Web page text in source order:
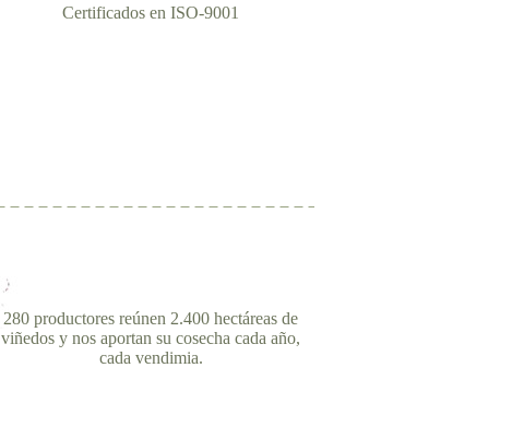
Certificados en ISO-9001
280 productores reúnen 2.400 hectáreas de
viñedos y nos aportan su cosecha cada año,
cada vendimia.